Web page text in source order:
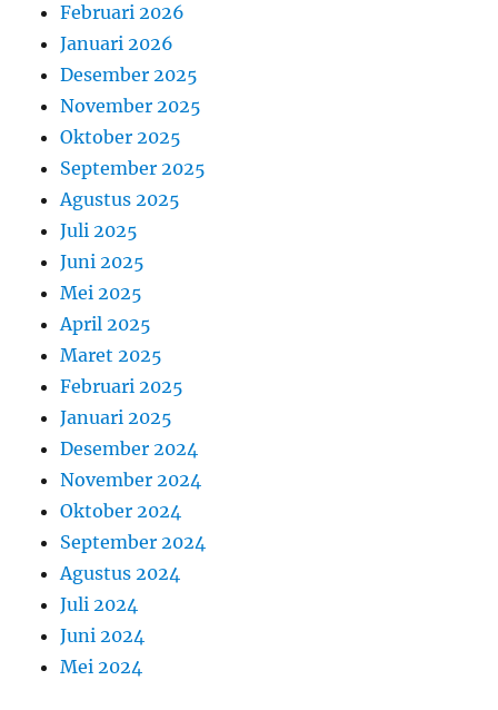
Februari 2026
Januari 2026
Desember 2025
November 2025
Oktober 2025
September 2025
Agustus 2025
Juli 2025
Juni 2025
Mei 2025
April 2025
Maret 2025
Februari 2025
Januari 2025
Desember 2024
November 2024
Oktober 2024
September 2024
Agustus 2024
Juli 2024
Juni 2024
Mei 2024